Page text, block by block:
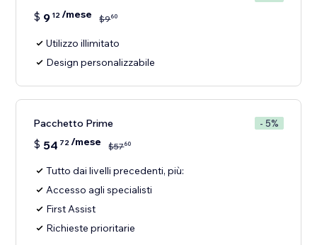
$ 9 12/mese $960
Utilizzo illimitato
Design personalizzabile
Pacchetto Prime - 5%
$ 54 72/mese $5760
Tutto dai livelli precedenti, più:
Accesso agli specialisti
First Assist
Richieste prioritarie